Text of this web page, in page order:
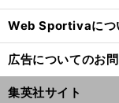
Web Sportivaにつ
広告についてのお
集英社サイト